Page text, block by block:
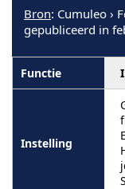
Bron: Cumuleo ›
gepubliceerd in